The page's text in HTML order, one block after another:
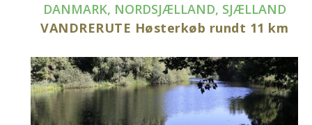
DANMARK, NORDSJÆLLAND, SJÆLLAND
VANDRERUTE Høsterkøb rundt 11 km